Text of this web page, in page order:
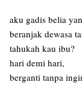
aku gadis belia
beranjak dewasa
tahukah kau ibu?
hari demi hari,
berganti tanpa